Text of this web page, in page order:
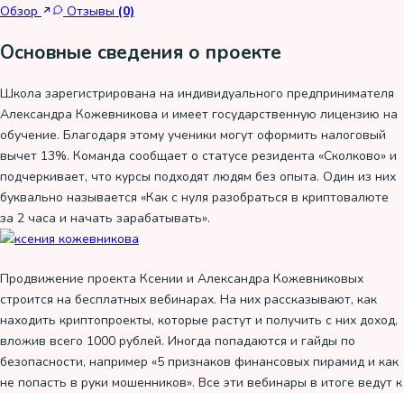
Обзор
Отзывы (0)
Основные сведения о проекте
Школа зарегистрирована на индивидуального предпринимателя
Александра Кожевникова и имеет государственную лицензию на
обучение. Благодаря этому ученики могут оформить налоговый
вычет 13%. Команда сообщает о статусе резидента «Сколково» и
подчеркивает, что курсы подходят людям без опыта. Один из них
буквально называется «Как с нуля разобраться в криптовалюте
за 2 часа и начать зарабатывать».
Продвижение проекта Ксении и Александра Кожевниковых
строится на бесплатных вебинарах. На них рассказывают, как
находить криптопроекты, которые растут и получить с них доход,
вложив всего 1000 рублей. Иногда попадаются и гайды по
безопасности, например «5 признаков финансовых пирамид и как
не попасть в руки мошенников». Все эти вебинары в итоге ведут к